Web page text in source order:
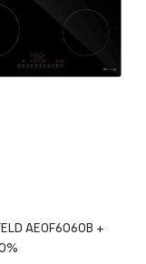
AEOF6060B +